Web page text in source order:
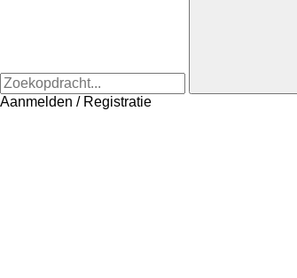
Aanmelden / Registratie